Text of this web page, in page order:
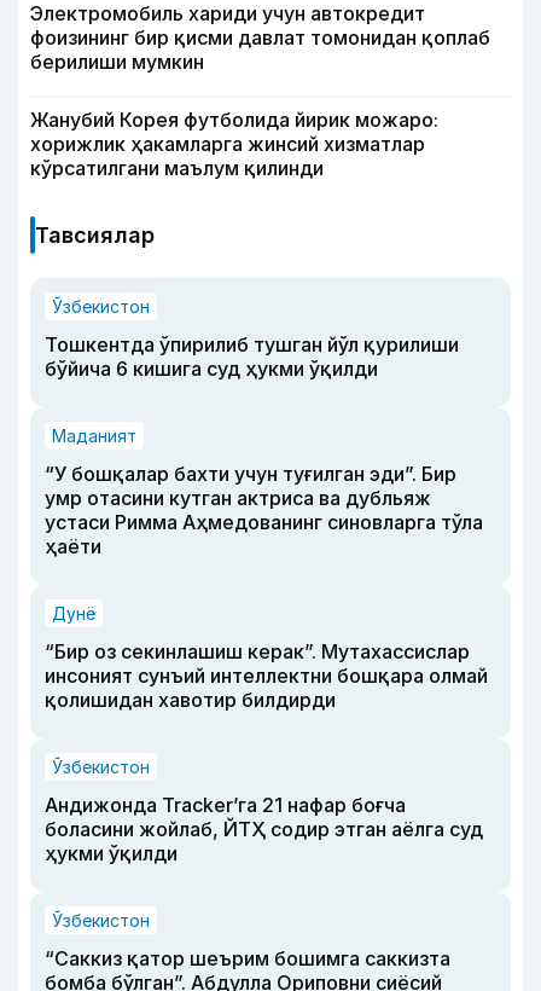
Электромобиль хариди учун автокредит
фоизининг бир қисми давлат томонидан қоплаб
берилиши мумкин
Жанубий Корея футболида йирик можаро:
хорижлик ҳакамларга жинсий хизматлар
кўрсатилгани маълум қилинди
Тавсиялар
Ўзбекистон
Тошкентда ўпирилиб тушган йўл қурилиши
бўйича 6 кишига суд ҳукми ўқилди
Маданият
“У бошқалар бахти учун туғилган эди”. Бир
умр отасини кутган актриса ва дубльяж
устаси Римма Аҳмедованинг синовларга тўла
ҳаёти
Дунё
“Бир оз секинлашиш керак”. Мутахассислар
инсоният сунъий интеллектни бошқара олмай
қолишидан хавотир билдирди
Ўзбекистон
Андижонда Tracker’га 21 нафар боғча
боласини жойлаб, ЙТҲ содир этган аёлга суд
ҳукми ўқилди
Ўзбекистон
“Саккиз қатор шеърим бошимга саккизта
бомба бўлган”. Абдулла Ориповни сиёсий